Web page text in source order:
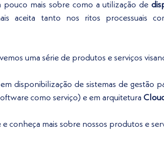
pouco mais sobre como a utilização de
aceita tanto nos ritos processuais
uma série de produtos e serviços
disponibilização de sistemas de gestão
como serviço) e em arquitetura
e conheça mais sobre nossos produtos e